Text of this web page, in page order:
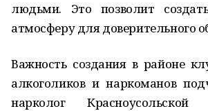
людьми. Это позволит
атмосферу для доверительного
Важность создания в районе
алкоголиков и наркоманов
нарколог